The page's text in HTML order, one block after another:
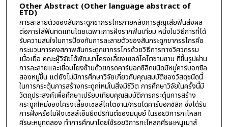
Other Abstract (Other language abstract of
ETD)
การละลายตัวของสันกระดูกขากรรไกรภายหลังการสูญเสียฟันส่งผล
ต่อการใส่ฟันทดแทนโดยเฉพาะการฝังรากฟันเทียม หนึ่งในวิธีการที่ได้
รับความสนใจในการป้องกันการละลายตัวของสันกระดูกขากรรไกรคือ
กระบวนการคงสภาพสันกระดูกขากรรไกรด้วยวิธีการทางวิศวกรรม
เนื้อเยื่อ คณะผู้วิจัยได้พัฒนาโครงเลี้ยงเซลล์ไคโตซานซาน ที่ขึ้นรูปผ่าน
การละลายและเชื่อมโยงข้ามด้วยกรดคาร์บอกซิลิกชนิดมีหมู่คาร์บอกซิล
สองหมู่ขึ้น แต่ยังไม่มีการศึกษาวิจัยเกี่ยวกับคุณสมบัติของวัสดุชนิดนี้
ในการกระตุ้นการสร้างกระดูกใหม่ในสิ่งมีชีวิต การศึกษาวิจัยในครั้งนี้มี
วัตถุประสงค์เพื่อศึกษาเปรียบเทียบคุณสมบัติการกระตุ้นการสร้าง
กระดูกใหม่ของโครงเลี้ยงเซลล์ไคโตซาน/กรดไดคาร์บอกซิลิก ซึ่งได้รับ
การฝังหรือไม่ฝังเซลล์เอ็นยึดปริทันต์ของมนุษย์ ในรอยวิการกะโหลก
ศีรษะหนูทดลอง ทำการศึกษาโดยใช้รอยวิการกะโหลกศีรษะหนูเมาส์